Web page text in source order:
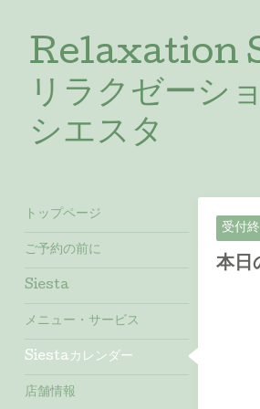
Relaxation
リラクゼーシ
シエスタ
受付
本日
トップページ
ご予約の前に
Siesta
メニュー・サービス
Siestaカレンダー
店舗情報